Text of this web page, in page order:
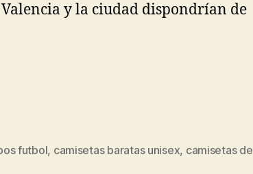
y la ciudad dispondrían de
futbol, camisetas baratas unisex, camisetas de